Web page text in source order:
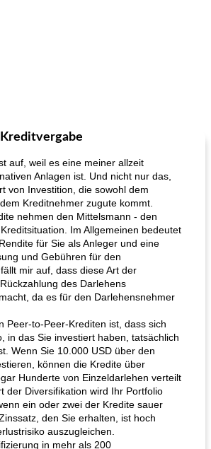
auf, weil es eine meiner allzeit
Anlagen ist. Und nicht nur das,
von Investition, die sowohl dem
Kreditnehmer zugute kommt.
nehmen den Mittelsmann - den
Im Allgemeinen bedeutet
für Sie als Anleger und eine
und Gebühren für den
mir auf, dass diese Art der
des Darlehens
da es für den Darlehensnehmer
Peer-to-Peer-Krediten ist, dass sich
in das Sie investiert haben, tatsächlich
Wenn Sie 10.000 USD über den
können die Kredite über
Hunderte von Einzeldarlehen verteilt
der Diversifikation wird Ihr Portfolio
ein oder zwei der Kredite sauer
den Sie erhalten, ist hoch
auszugleichen.
in mehr als 200